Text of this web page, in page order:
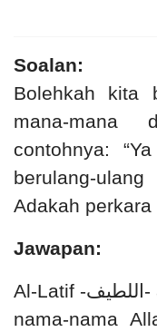
Soalan:
Bolehkah kita
mana-mana
contohnya:
berulang-
Adakah
Jawapan:
Al-Latif -اللطيف -
nama-nama